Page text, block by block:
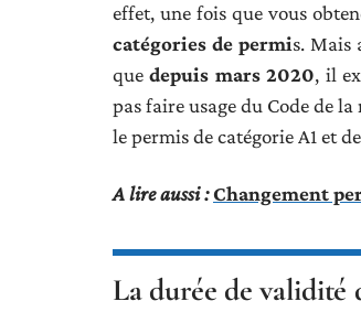
effet, une fois que vous
catégories de permis. Mais
quedepuis mars 2020, il
pas faire usage du Code de
le permis de catégorie A1 et
A lire aussi :Changement
La durée de validité